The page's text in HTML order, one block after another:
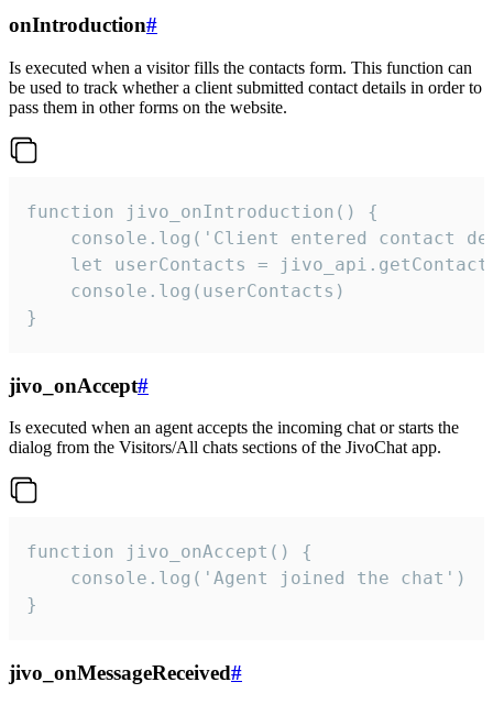
onIntroduction#
Is executed when a visitor fills the contacts form. This function can
be used to track whether a client submitted contact details in order to
pass them in other forms on the website.
function jivo_onIntroduction() {
console.log('Client entered contact
let userContacts =
    console.log(userContacts)
}
jivo_onAccept#
Is executed when an agent accepts the incoming chat or starts the
dialog from the Visitors/All chats sections of the JivoChat app.
function jivo_onAccept() {
}
jivo_onMessageReceived#